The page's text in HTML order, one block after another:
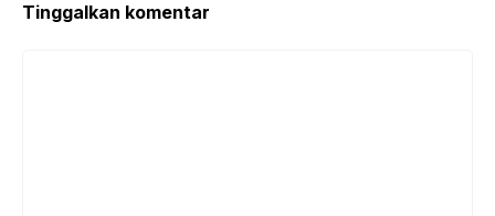
Tinggalkan komentar